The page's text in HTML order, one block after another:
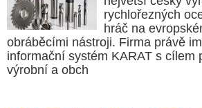
rychlořezných
hráč na
obráběcími nástroji. Firma právě
informační systém KARAT s cílem
výrobní a obch